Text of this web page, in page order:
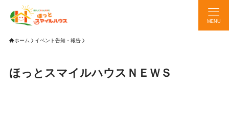
MENU
ホーム イベント告知・報告
ほっとスマイルハウスＮＥＷＳ